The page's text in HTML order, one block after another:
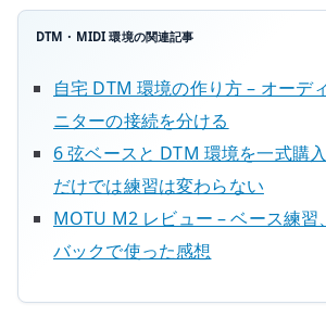
DTM・MIDI 環境の関連記事
自宅 DTM 環境の作り方 – オーデ
ニターの接続を分ける
6 弦ベースと DTM 環境を一式購
だけでは練習は変わらない
MOTU M2 レビュー – ベース練習
バックで使った感想